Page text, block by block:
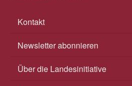
Kontakt
Newsletter abonnieren
Über die Landesinitiative